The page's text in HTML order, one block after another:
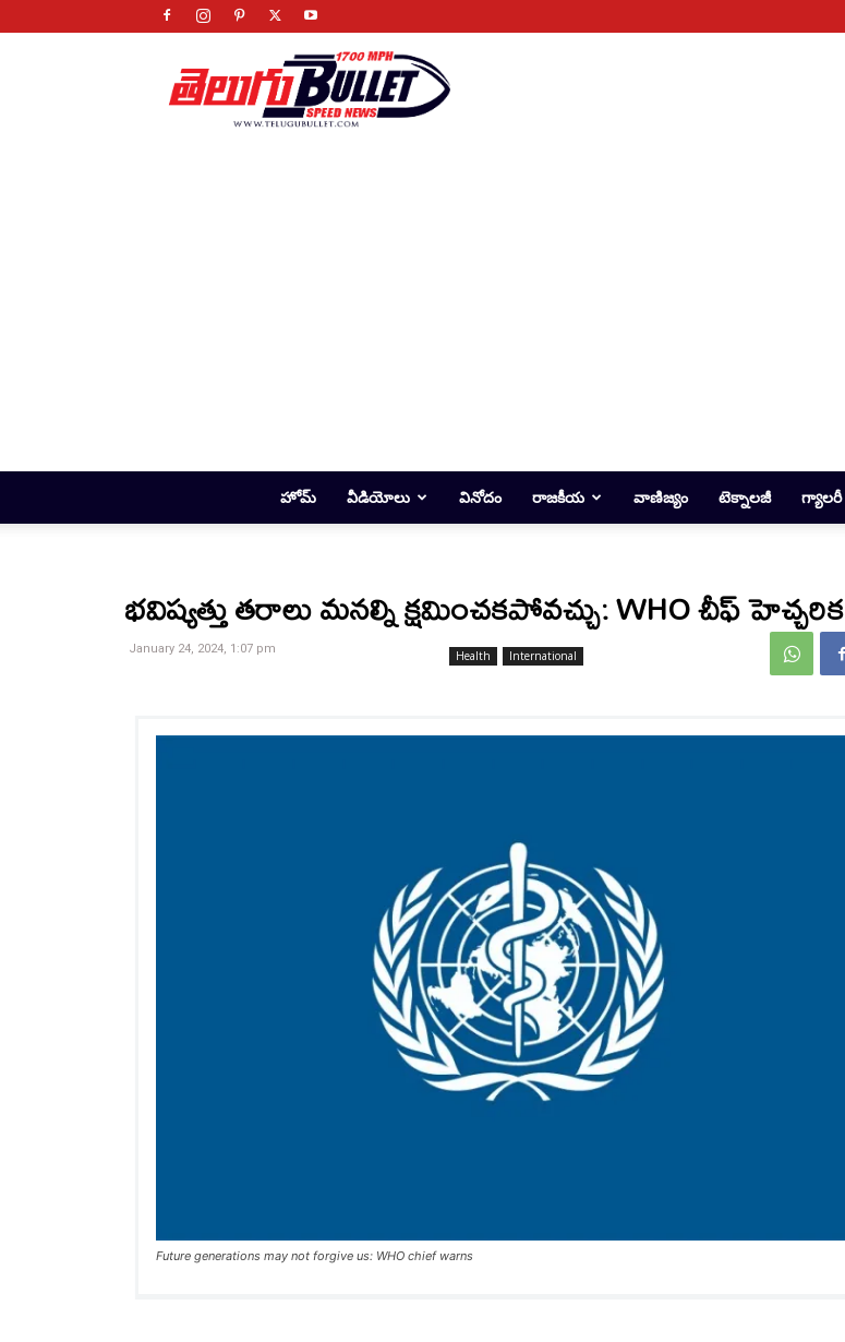
Telugu
Bullet
హోమ్ వీడియోలు వినోదం రాజకీయ వాణిజ్యం టెక్నాలజీ గ్యాలరీ
Health International
భవిష్యత్తు తరాలు మనల్ని క్షమించకపోవచ్చు: WHO చీఫ్‌ హెచ్చరిక
January 24, 2024, 1:07 pm
Future generations may not forgive us: WHO chief warns